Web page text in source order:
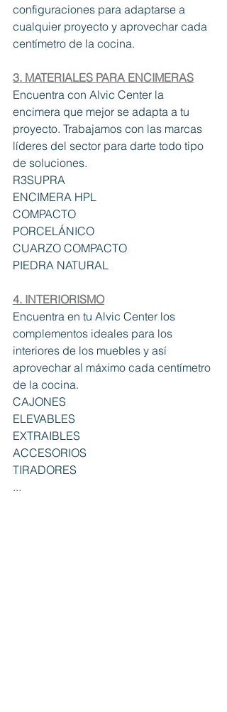
configuraciones para adaptarse a
cualquier proyecto y aprovechar cada
centímetro de la cocina.
3. MATERIALES PARA ENCIMERAS
Encuentra con Alvic Center la
encimera que mejor se adapta a tu
proyecto. Trabajamos con las marcas
líderes del sector para darte todo tipo
de soluciones.
R3SUPRA
ENCIMERA HPL
COMPACTO
PORCELÁNICO
CUARZO COMPACTO
PIEDRA NATURAL
4. INTERIORISMO
Encuentra en tu Alvic Center los
complementos ideales para los
interiores de los muebles y así
aprovechar al máximo cada centímetro
de la cocina.
CAJONES
ELEVABLES
EXTRAIBLES
ACCESORIOS
TIRADORES
...